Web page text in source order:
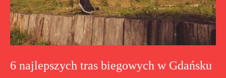
6 najlepszych tras biegowych w Gdańsku